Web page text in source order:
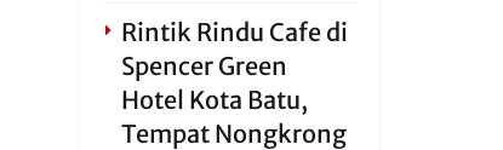
Rintik Rindu Cafe di
Spencer Green
Hotel Kota Batu,
Tempat Nongkrong